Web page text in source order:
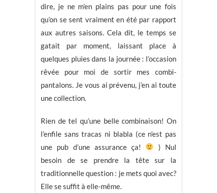
dire, je ne m’en plains pas pour une fois
qu’on se sent vraiment en été par rapport
aux autres saisons. Cela dit, le temps se
gatait par moment, laissant place à
quelques pluies dans la journée : l’occasion
rêvée pour moi de sortir mes combi-
pantalons. Je vous ai prévenu, j’en ai toute
une collection.
Rien de tel qu’une belle combinaison! On
l’enfile sans tracas ni blabla (ce n’est pas
une pub d’une assurance ça!
) Nul
besoin de se prendre la tête sur la
traditionnelle question : je mets quoi avec?
Elle se suffit à elle-même.